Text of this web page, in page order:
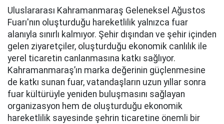
Uluslararası Kahramanmaraş Geleneksel Ağustos
Fuarı'nın oluşturduğu hareketlilik yalnızca fuar
alanıyla sınırlı kalmıyor. Şehir dışından ve şehir içinden
gelen ziyaretçiler, oluşturduğu ekonomik canlılık ile
yerel ticaretin canlanmasına katkı sağlıyor.
Kahramanmaraş’ın marka değerinin güçlenmesine
de katkı sunan fuar, vatandaşların uzun yıllar sonra
fuar kültürüyle yeniden buluşmasını sağlayan
organizasyon hem de oluşturduğu ekonomik
hareketlilik sayesinde şehrin ticaretine önemli bir